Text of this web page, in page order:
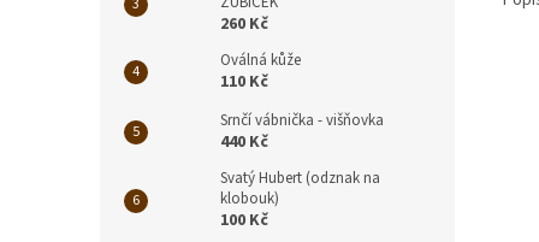
260 Kč
Oválná kůže
110 Kč
Srnčí vábnička - višňovka
440 Kč
Svatý Hubert (odznak na
klobouk)
100 Kč